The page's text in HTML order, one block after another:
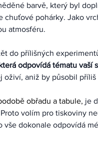
barvě, který byl
pohárky. Jako
atmosféru.
do přílišných
odpovídá tématu vaší
oživí, aniž by působil příliš
obřadu a tabule, je
volím pro tiskoviny
vše dokonale odpovídá